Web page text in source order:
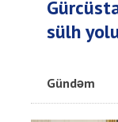
sülh
Gündəm